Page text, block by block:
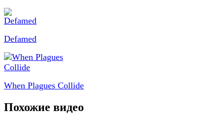
Defamed
When Plagues Collide
Похожие видео